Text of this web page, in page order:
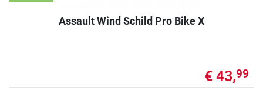
Assault Wind Schild Pro Bike X
€ 43,99